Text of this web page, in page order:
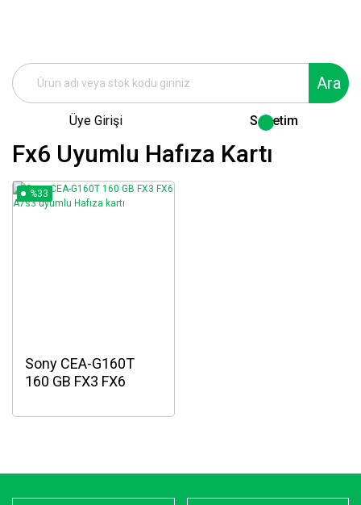
Ara
Üye Girişi Sepetim
Fx6 Uyumlu Hafıza Kartı
%33
Sony CEA-G160T
160 GB FX3 FX6
kartı